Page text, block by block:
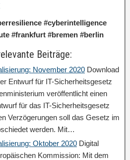
#cyberintelligence
#frankfurt #bremen #berlin
Beiträge:
November 2020 Download
Entwurf für IT-Sicherheitsgesetz
veröffentlicht einen
für das IT-Sicherheitsgesetz
Verzögerungen soll das Gesetz im
werden. Mit…
Oktober 2020 Digital
Kommission: Mit dem